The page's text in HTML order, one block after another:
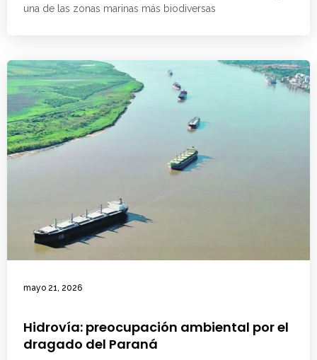
una de las zonas marinas más biodiversas
mayo 21, 2026
Hidrovía: preocupación ambiental por el
dragado del Paraná